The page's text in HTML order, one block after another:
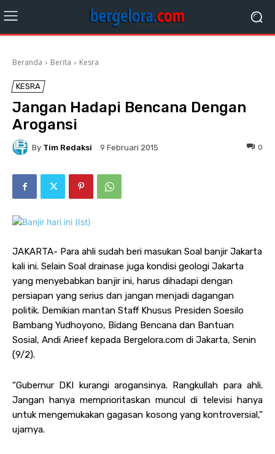
Beranda Berita Kesra
KESRA
Jangan Hadapi Bencana Dengan
Arogansi
By Tim Redaksi 9 Februari 2015 0
JAKARTA- Para ahli sudah beri masukan Soal banjir Jakarta
kali ini. Selain Soal drainase juga kondisi geologi Jakarta
yang menyebabkan banjir ini, harus dihadapi dengan
persiapan yang serius dan jangan menjadi dagangan
politik. Demikian mantan Staff Khusus Presiden Soesilo
Bambang Yudhoyono, Bidang Bencana dan Bantuan
Sosial, Andi Arieef kepada Bergelora.com di Jakarta, Senin
(9/2).
“Gubernur DKI kurangi arogansinya. Rangkullah para ahli.
Jangan hanya memprioritaskan muncul di televisi hanya
untuk mengemukakan gagasan kosong yang kontroversial,”
ujarnya.